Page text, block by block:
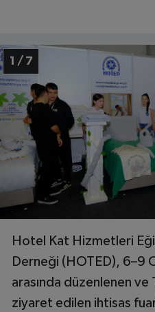
1 / 7
Hotel Kat Hizmetleri
Derneği (HOTED), 6–9
arasında düzenlenen ve
ziyaret edilen ihtisas